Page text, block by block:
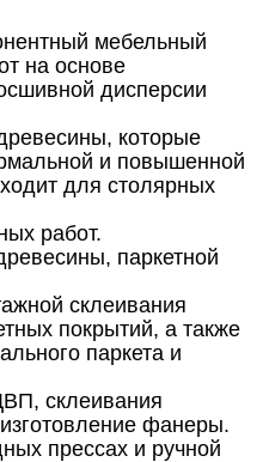
мебельный
на основе
дисперсии
которые
и повышенной
для столярных
работ.
паркетной
склеивания
покрытий, а также
паркета и
склеивания
фанеры.
прессах и ручной